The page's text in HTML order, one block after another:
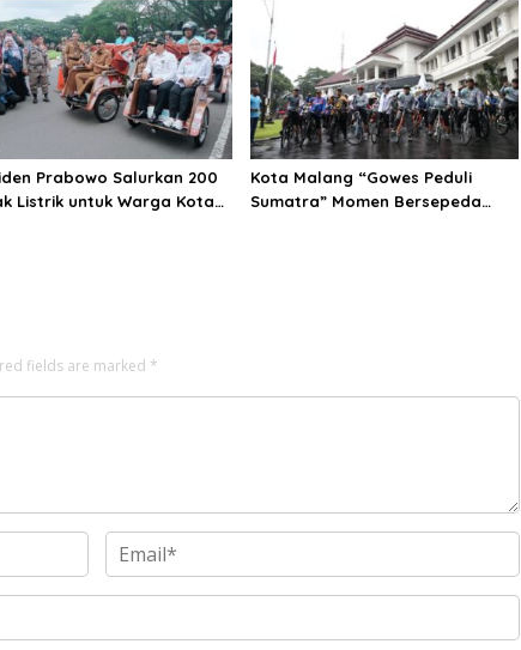
Prabowo Salurkan 200
Listrik untuk Warga Kota
Kota Malang “Gowes Peduli
Sumatra” Momen Bersepeda
fields are marked *